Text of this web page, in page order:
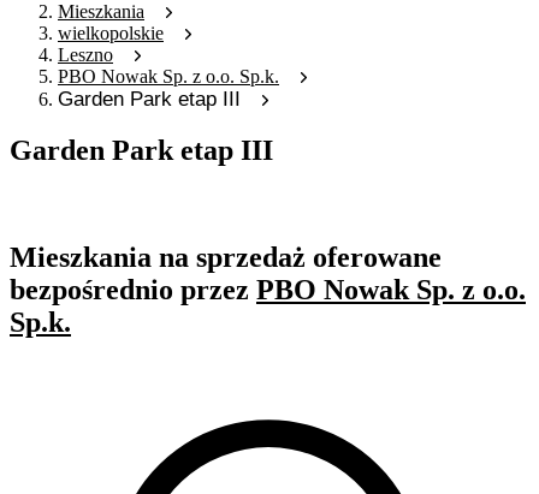
Mieszkania
wielkopolskie
Leszno
PBO Nowak Sp. z o.o. Sp.k.
Garden Park etap III
Garden Park etap III
Mieszkania na sprzedaż oferowane
bezpośrednio przez PBO Nowak Sp. z o.o.
Sp.k.